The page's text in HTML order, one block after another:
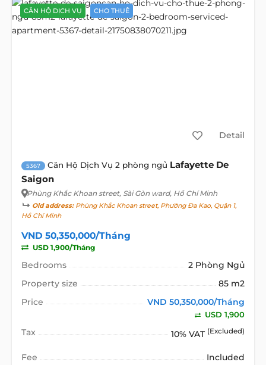
CĂN HỘ DỊCH VỤ CHO THUÊ
Detail
5367 Căn Hộ Dịch Vụ 2 phòng ngủ Lafayette De
Saigon
Phùng Khắc Khoan street, Sài Gòn ward, Hồ Chí Minh
Old address:Phùng Khắc Khoan street, Phường Đa Kao, Quận 1,
Hồ Chí Minh
VND 50,350,000/Tháng
USD 1,900/Tháng
Bedrooms
2 Phòng Ngủ
Property size
85 m2
Price
VND 50,350,000/Tháng
USD 1,900
Tax 10% VAT (Excluded)
Fee Included